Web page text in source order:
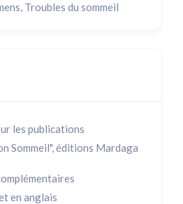
Troubles du sommeil
les publications
Sommeil", éditions Mardaga
en anglais